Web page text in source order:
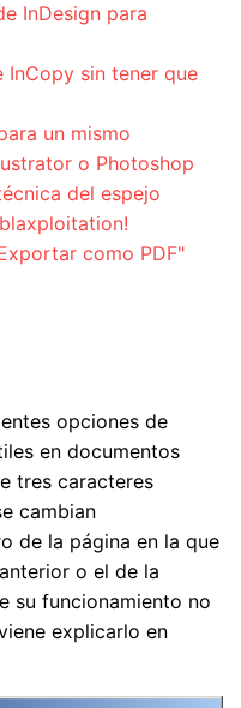
InDesign para
InCopy sin tener que
un mismo
o Photoshop
del espejo
como PDF"
opciones de
en documentos
tres caracteres
cambian
de la página en la que
o el de la
su funcionamiento no
explicarlo en